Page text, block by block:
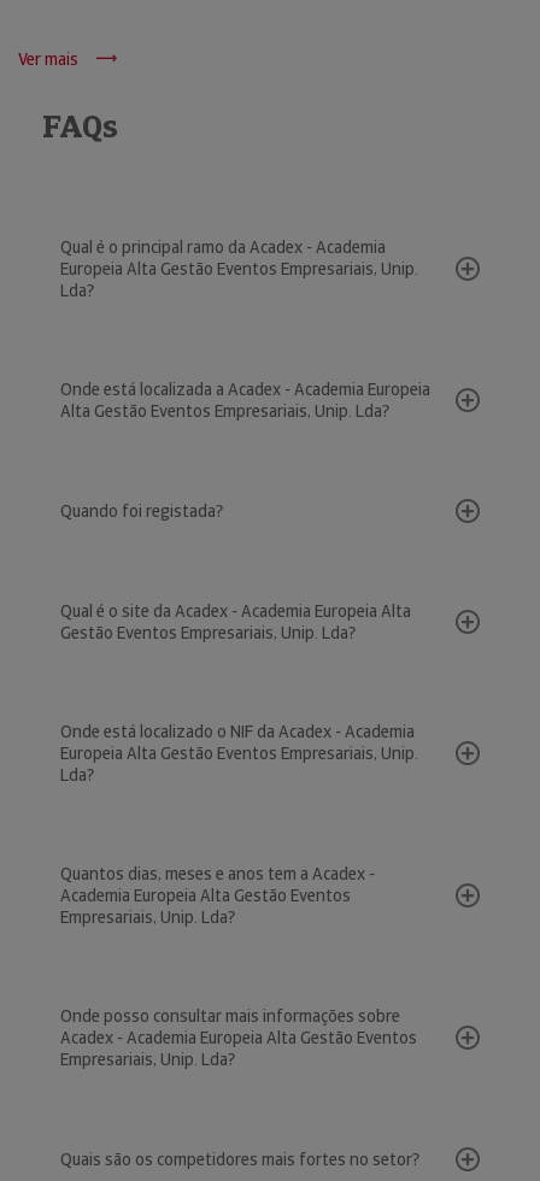
Ver mais
FAQs
Qual é o principal ramo da Acadex - Academia
Europeia Alta Gestão Eventos Empresariais, Unip.
Lda?
Onde está localizada a Acadex - Academia Europeia
Alta Gestão Eventos Empresariais, Unip. Lda?
Quando foi registada?
Qual é o site da Acadex - Academia Europeia Alta
Gestão Eventos Empresariais, Unip. Lda?
Onde está localizado o NIF da Acadex - Academia
Europeia Alta Gestão Eventos Empresariais, Unip.
Lda?
Quantos dias, meses e anos tem a Acadex -
Academia Europeia Alta Gestão Eventos
Empresariais, Unip. Lda?
Onde posso consultar mais informações sobre
Acadex - Academia Europeia Alta Gestão Eventos
Empresariais, Unip. Lda?
Quais são os competidores mais fortes no setor?